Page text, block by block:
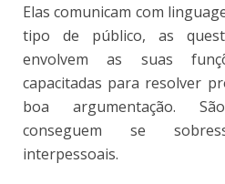
Elas comunicam com
tipo de público, as
envolvem as suas
capacitadas para resolver
boa argumentação.
conseguem se
interpessoais.